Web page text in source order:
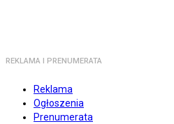
REKLAMA I PRENUMERATA
Reklama
Ogłoszenia
Prenumerata